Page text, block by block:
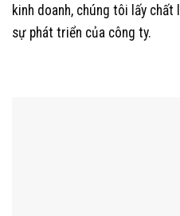
kinh doanh, chúng tôi lấy
sự phát triển của công ty.